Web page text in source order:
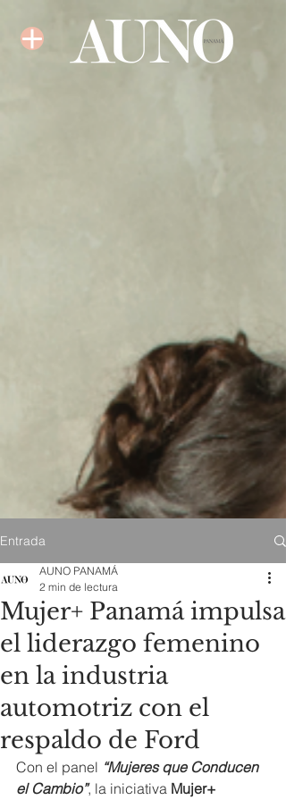
Entrada
Mujer+ Panamá impulsa
el liderazgo femenino
en la industria
automotriz con el
respaldo de Ford
AUNO PANAMÁ
2 min de lectura
Con el panel “Mujeres que Conducen
el Cambio”, la iniciativa Mujer+